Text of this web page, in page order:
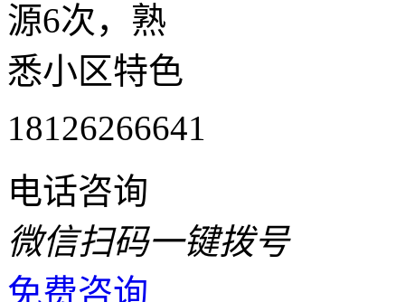
源6次，熟
悉小区特色
18126266641
电话咨询
微信扫码一键拨号
免费咨询